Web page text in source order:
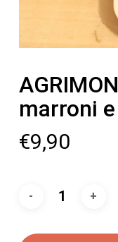
marroni
€9,90